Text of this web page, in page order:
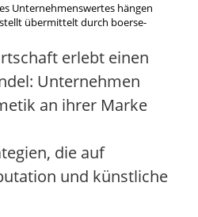
Unternehmenswertes hängen
übermittelt durch boerse-
erlebt einen
Unternehmen
an ihrer Marke
die auf
und künstliche